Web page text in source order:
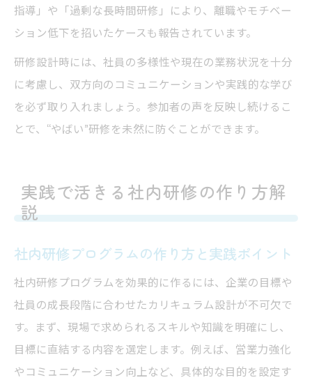
指導」や「過剰な長時間研修」により、離職やモチベー
ション低下を招いたケースも報告されています。
研修設計時には、社員の多様性や現在の業務状況を十分
に考慮し、双方向のコミュニケーションや実践的な学び
を必ず取り入れましょう。参加者の声を反映し続けるこ
とで、“やばい”研修を未然に防ぐことができます。
実践で活きる社内研修の作り方解
説
社内研修プログラムの作り方と実践ポイント
社内研修プログラムを効果的に作るには、企業の目標や
社員の成長段階に合わせたカリキュラム設計が不可欠で
す。まず、現場で求められるスキルや知識を明確にし、
目標に直結する内容を選定します。例えば、営業力強化
やコミュニケーション向上など、具体的な目的を設定す